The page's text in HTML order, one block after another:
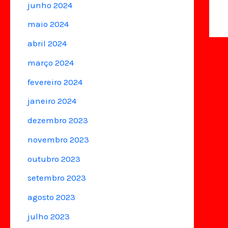
junho 2024
maio 2024
abril 2024
março 2024
fevereiro 2024
janeiro 2024
dezembro 2023
novembro 2023
outubro 2023
setembro 2023
agosto 2023
julho 2023